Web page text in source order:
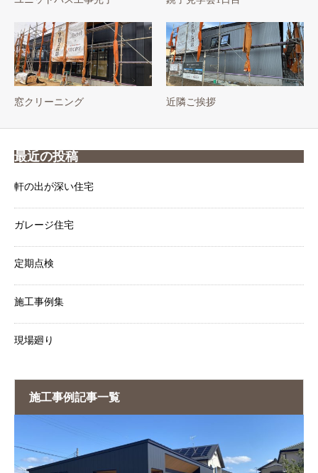
窓クリーニング 近隣ご挨拶
最近の投稿
軒の出が深い住宅
ガレージ住宅
定期点検
施工事例集
現場廻り
施工事例記事一覧